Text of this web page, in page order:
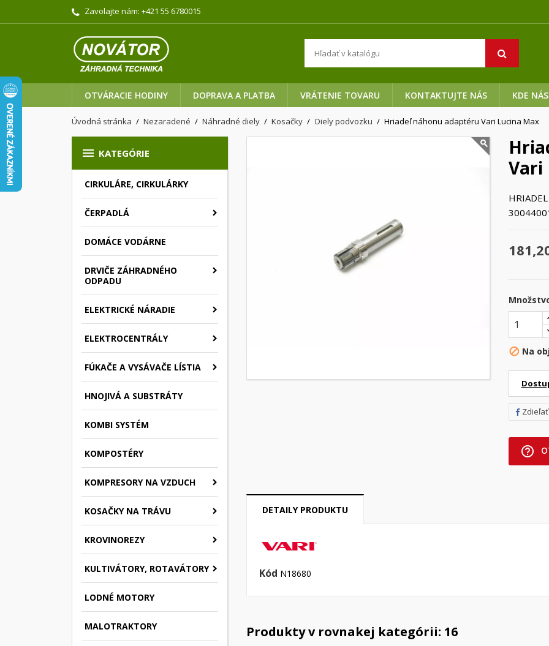
Zavolajte nám: +421 55 6780015
OTVÁRACIE HODINY DOPRAVA A PLATBA VRÁTENIE TOVARU KONTAKTUJTE NÁS KDE
Úvodná stránka Nezaradené Náhradné diely Kosačky Diely podvozku Hriadeľ náhonu adaptéru Vari Lucina Max
 KATEGÓRIE
CIRKULÁRE, CIRKULÁRKY
ČERPADLÁ
DOMÁCE VODÁRNE
DRVIČE ZÁHRADNÉHO
ODPADU
ELEKTRICKÉ NÁRADIE
ELEKTROCENTRÁLY
FÚKAČE A VYSÁVAČE LÍSTIA
HNOJIVÁ A SUBSTRÁTY
KOMBI SYSTÉM
KOMPOSTÉRY
KOMPRESORY NA VZDUCH
KOSAČKY NA TRÁVU
KROVINOREZY
KULTIVÁTORY, ROTAVÁTORY
LODNÉ MOTORY
MALOTRAKTORY
Vari
 Na
Zdieľať
help_outline
DETAILY PRODUKTU
Kód N18680
Produkty v rovnakej kategórii: 16